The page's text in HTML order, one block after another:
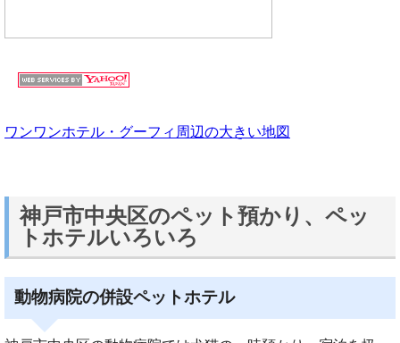
ワンワンホテル・グーフィ周辺の大きい地図
神戸市中央区のペット預かり、ペッ
トホテルいろいろ
動物病院の併設ペットホテル